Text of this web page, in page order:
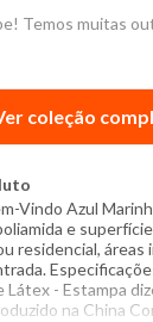
Temos muitas
coleção
Vindo Azul
e
residencial,
- Estampa
na China